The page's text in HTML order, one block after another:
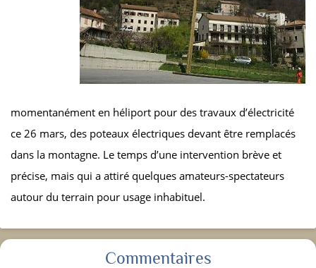
momentanément en héliport pour des travaux d’électricité
ce 26 mars, des poteaux électriques devant être remplacés
dans la montagne. Le temps d’une intervention brève et
précise, mais qui a attiré quelques amateurs-spectateurs
autour du terrain pour usage inhabituel.
Commentaires